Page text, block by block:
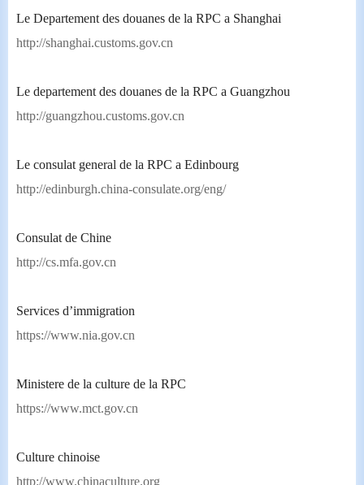
Le Departement des douanes de la RPC a Shanghai
http://shanghai.customs.gov.cn
Le departement des douanes de la RPC a Guangzhou
http://guangzhou.customs.gov.cn
Le consulat general de la RPC a Edinbourg
http://edinburgh.china-consulate.org/eng/
Consulat de Chine
http://cs.mfa.gov.cn
Services d’immigration
https://www.nia.gov.cn
Ministere de la culture de la RPC
https://www.mct.gov.cn
Culture chinoise
http://www.chinaculture.org